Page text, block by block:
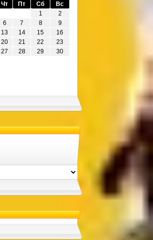
Чт Пт Сб
Вс
1
2
6 7 8
9
13 14 15
16
20 21 22
23
27 28 29
30